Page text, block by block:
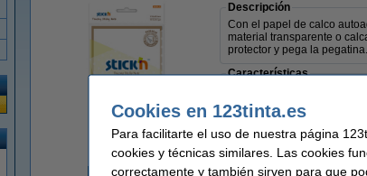
Descripción
Con el papel de calco
material transparente o
protector y pega la
Características
Tipo:
Modelo:
5,50 €
Cookies en 123tinta.es
Para facilitarte el uso de nuestra página
cookies y técnicas similares. Las cookies
correctamente y también sirven para que